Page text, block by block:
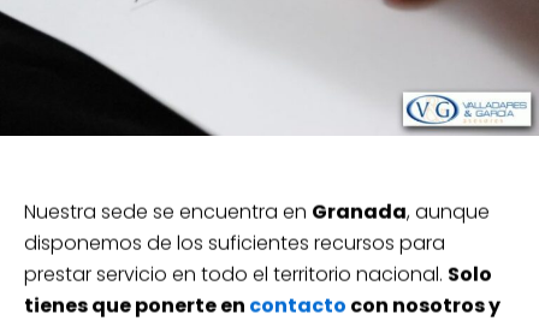
Nuestra sede se encuentra en Granada, aunque
disponemos de los suficientes recursos para
prestar servicio en todo el territorio nacional. Solo
tienes que ponerte en contacto con nosotros y